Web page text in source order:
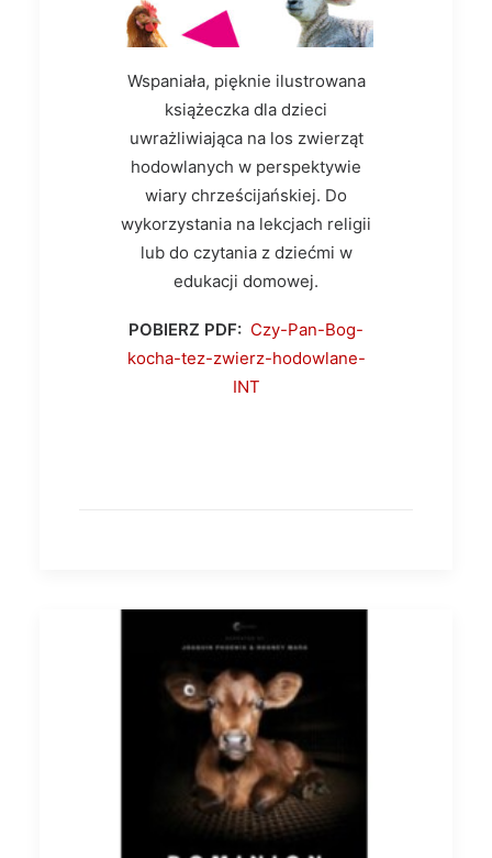
Wspaniała, pięknie ilustrowana
książeczka dla dzieci
uwrażliwiająca na los zwierząt
hodowlanych w perspektywie
wiary chrześcijańskiej. Do
wykorzystania na lekcjach religii
lub do czytania z dziećmi w
edukacji domowej.
POBIERZ PDF: Czy-Pan-Bog-
kocha-tez-zwierz-hodowlane-
INT